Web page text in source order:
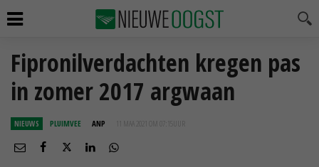
Fipronilverdachten kregen pas
in zomer 2017 argwaan
NIEUWS PLUIMVEE ANP 11 MAA 2021 OM 07:15